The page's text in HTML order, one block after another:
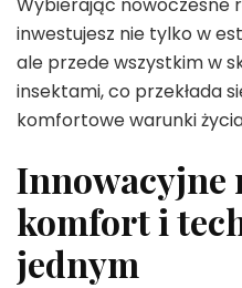
inwestujesz nie tylko w
ale przede wszystkim w
insektami, co przekłada
komfortowe warunki
Innowacyjne
komfort i
jednym